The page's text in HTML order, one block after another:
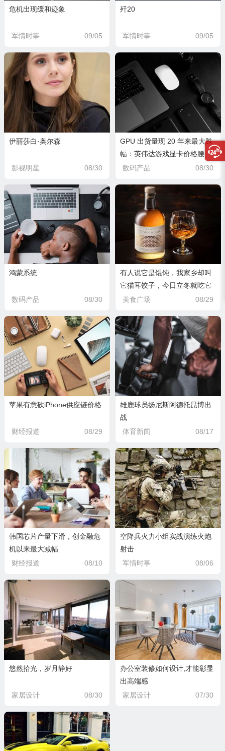
危机出现缓和迹象
军情时事 09/05
歼20
军情时事 09/05
伊丽莎白·奥尔森
影视明星 08/30
GPU 出货量现 20 年来最大跌
幅：英伟达游戏显卡价格腰
斩，AMD 仍在观望
数码产品 08/30
鸿蒙系统
数码产品 08/30
有人说它是馄饨，我家乡却叫
它猫耳饺子，今日立冬就吃它
了
美食广场 08/29
苹果有意砍iPhone供应链价格
财经报道 08/29
雄鹿球员扬尼斯阿德托昆博出
战
体育新闻
08/17
韩国芯片产量下滑，创金融危
机以来最大减幅
财经报道
08/10
空降兵火力小组实战演练火炮
射击
军情时事
08/06
悠然拾光，岁月静好
家居设计 08/30
办公室装修如何设计,才能彰显
出高端感
家居设计
07/30